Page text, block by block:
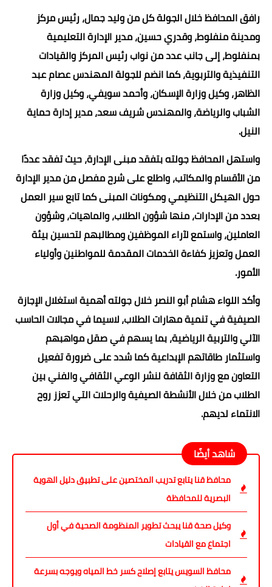
رافق المحافظ خلال الجولة كل من وليد جمال، رئيس مركز
ومدينة منفلوط، وقدري حسين، مدير الإدارة التعليمية
بمنفلوط، إلى جانب عدد من نواب رئيس المركز والقيادات
التنفيذية والتربوية، كما انضم للجولة المهندس عصام عبد
الظاهر، وكيل وزارة الإسكان، وأحمد سويفي، وكيل وزارة
الشباب والرياضة، والمهندس شريف سعد، مدير إدارة حماية
النيل.
واستهل المحافظ جولته بتفقد مبنى الإدارة، حيث تفقد عددًا
من الأقسام والمكاتب، واطلع على شرح مفصل من مدير الإدارة
حول الهيكل التنظيمي ومكونات المبنى كما تابع سير العمل
بعدد من الإدارات، منها شؤون الطلاب، والماهيات، وشؤون
العاملين، واستمع لآراء الموظفين ومطالبهم لتحسين بيئة
العمل وتعزيز كفاءة الخدمات المقدمة للمواطنين وأولياء
الأمور.
وأكد اللواء هشام أبو النصر خلال جولته أهمية استغلال الإجازة
الصيفية في تنمية مهارات الطلاب، لاسيما في مجالات الحاسب
الآلي والتربية الرياضية، بما يسهم في صقل مواهبهم
واستثمار طاقاتهم الإبداعية كما شدد على ضرورة تفعيل
التعاون مع وزارة الثقافة لنشر الوعي الثقافي والفني بين
الطلاب من خلال الأنشطة الصيفية والرحلات التي تعزز روح
الانتماء لديهم.
شاهد أيضًا
محافظ قنا يتابع تدريب المختصين على تطبيق دليل الهوية
البصرية للمحافظة
وكيل صحة قنا يبحث تطوير المنظومة الصحية في أول
اجتماع مع القيادات
محافظ السويس يتابع إصلاح كسر خط المياه ويوجه بسرعة